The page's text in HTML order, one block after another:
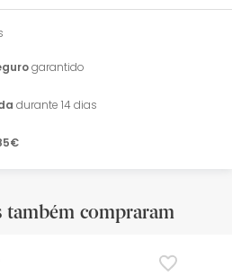
garantido
durante 14 dias
compraram